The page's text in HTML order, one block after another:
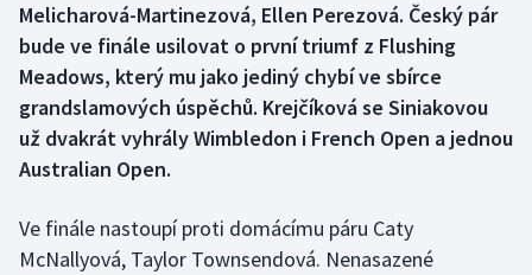
Florbal
Futsal
Gymnastika
Melicharová-Martinezová, Ellen Perezová. Český pár
bude ve finále usilovat o první triumf z Flushing
Meadows, který mu jako jediný chybí ve sbírce
grandslamových úspěchů. Krejčíková se Siniakovou
už dvakrát vyhrály Wimbledon i French Open a jednou
Australian Open.
Ve finále nastoupí proti domácímu páru Caty
McNallyová, Taylor Townsendová. Nenasazené